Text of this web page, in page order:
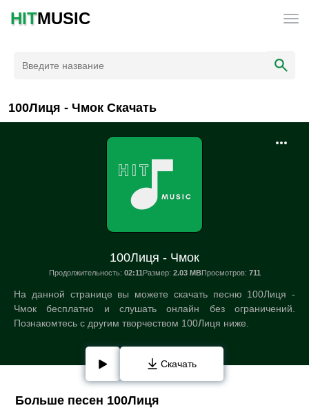
HITMUSIC
100Лиця - Чмок Скачать
100Лиця - Чмок
Продолжительность: 02:11Размер: 2.03 MBПросмотров: 711
На данной странице вы можете скачать песню 100Лиця -
Чмок бесплатно и слушать онлайн без ограничений.
Познакомтесь с другим творчеством 100Лиця ниже.
Скачать
Больше песен 100Лиця